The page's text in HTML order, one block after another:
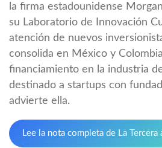
la firma estadounidense
su Laboratorio de Innovación
atención de nuevos
consolida en México y
financiamiento en la industria
destinado a startups con
advierte ella.
Lee la nota completa de La Tercera